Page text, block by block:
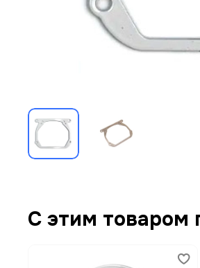
С этим товаром